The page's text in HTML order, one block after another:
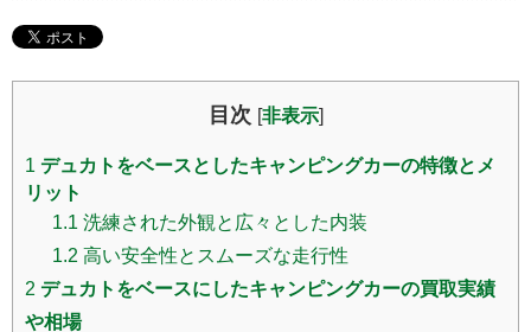
目次 [非表示]
1 デュカトをベースとしたキャンピングカーの特徴とメ
リット
1.1 洗練された外観と広々とした内装
1.2 高い安全性とスムーズな走行性
2 デュカトをベースにしたキャンピングカーの買取実績
や相場